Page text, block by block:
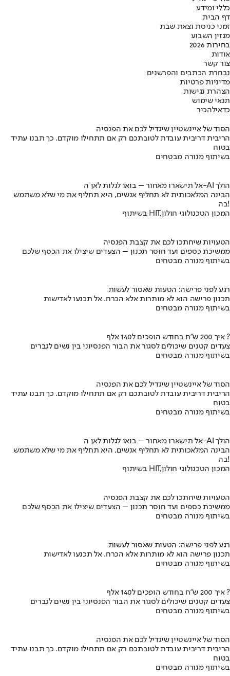
כללי ומידע
דף הבית
זמני כניסת וצאת שבת
מגזין השבוע
בחירות 2026
אודות
צור קשר
נבחרת הכתבים והפרשנים
מדיניות פרטיות
הצהרת נגישות
תנאי שימוש
כדאילהכיר
הסוד של איינשטיין שיגדיל לכם את הפנסיה
הריבית דריבית עובדת לטובתכם רק אם תתחילו מוקדם. כך תבנו עתיד
בטוח
בשיתוף מנורה מבטחים
אל תישארו מאחור – בואו לגלות לאן ה-AI הולך
הבינה המלאכותית לא תחליף אנשים, היא תחליף את מי שלא משתמש
בה!
בשיתוף HIT,המכון הטכנולוגי חולון
הטעויות שיחתכו לכם את קצבת הפנסיה
ממשיכת כספים ועד חוסר תכנון – הצעדים שיצילו את הכסף שלכם
בשיתוף מנורה מבטחים
רגע לפני פרישה: הטעות שאסור לעשות
תכנון פרישה הוא לא מותרות אלא הכרח. אל תכנעו לאדישות
בשיתוף מנורה מבטחים
איך 200 ש"ח בחודש הופכים ל140 אלף ?
צעדים קטנים שיכולים לסגור את הבור הפנסיוני בין נשים לגברים
בשיתוף מנורה מבטחים
הסוד של איינשטיין שיגדיל לכם את הפנסיה
הריבית דריבית עובדת לטובתכם רק אם תתחילו מוקדם. כך תבנו עתיד
בטוח
בשיתוף מנורה מבטחים
אל תישארו מאחור – בואו לגלות לאן ה-AI הולך
הבינה המלאכותית לא תחליף אנשים, היא תחליף את מי שלא משתמש
בה!
בשיתוף HIT,המכון הטכנולוגי חולון
הטעויות שיחתכו לכם את קצבת הפנסיה
ממשיכת כספים ועד חוסר תכנון – הצעדים שיצילו את הכסף שלכם
בשיתוף מנורה מבטחים
רגע לפני פרישה: הטעות שאסור לעשות
תכנון פרישה הוא לא מותרות אלא הכרח. אל תכנעו לאדישות
בשיתוף מנורה מבטחים
איך 200 ש"ח בחודש הופכים ל140 אלף ?
צעדים קטנים שיכולים לסגור את הבור הפנסיוני בין נשים לגברים
בשיתוף מנורה מבטחים
הסוד של איינשטיין שיגדיל לכם את הפנסיה
הריבית דריבית עובדת לטובתכם רק אם תתחילו מוקדם. כך תבנו עתיד
בטוח
בשיתוף מנורה מבטחים